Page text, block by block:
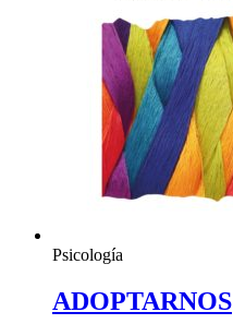
Psicología
ADOPTARNOS